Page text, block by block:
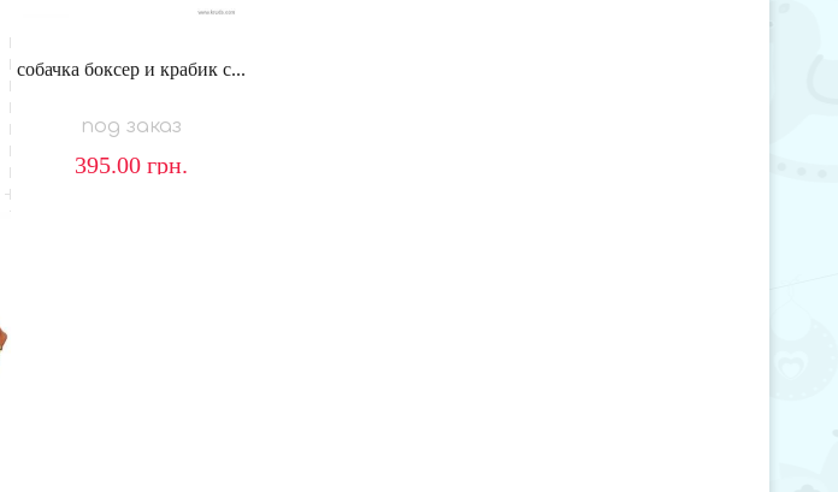
собачка боксер и крабик с...
под заказ
395.00 грн.